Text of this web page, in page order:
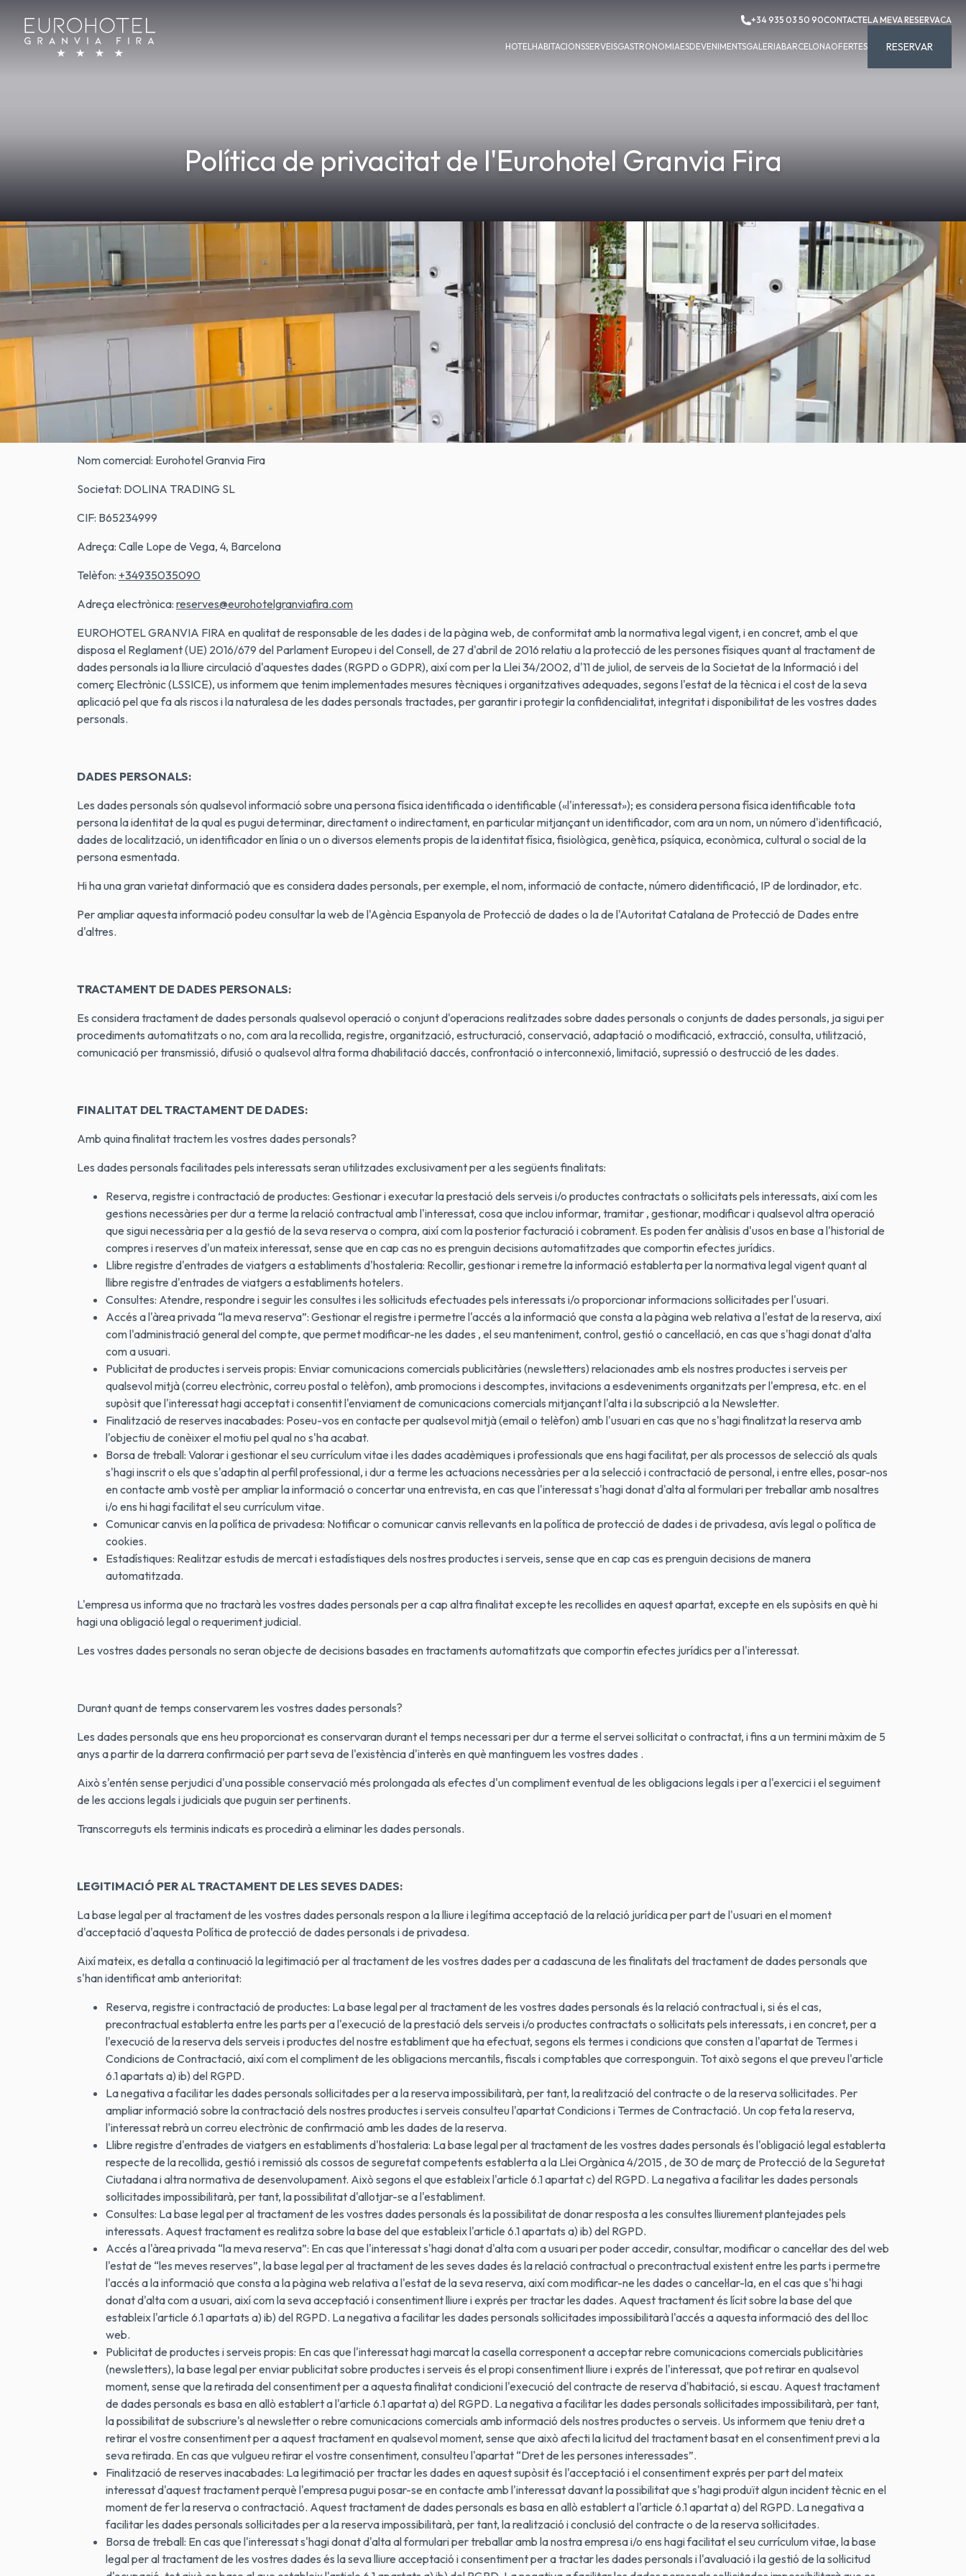
+34 935 03 50 90CONTACTELA MEVA RESERVACA
HOTELHABITACIONSSERVEISGASTRONOMIAESDEVENIMENTSGALERIABARCELONAOFERTES RESERVAR
Política de privacitat de l'Eurohotel Granvia Fira
Política de privacitat
En compliment de la normativa vigent en matèria de protecció de dades, Reglament (UE) 2016/679 del Parlament Europeu i del Consell de 27 d'abril de 2016,
conegut com a Reglament General de Protecció de Dades (RGPD o GDPR) i la Llei Orgànica 3/2018 de 5 de desembre (LOPDGDD), us informem que la Política de
Protecció de dades i Política de privadesa de la nostra empresa, pel que fa al tractament de les vostres dades personals, és la següent:
RESPONSABLE DEL TRACTAMENT DE LES DADES PERSONALS:
El responsable del tractament de les dades personals és la persona física o jurídica, autoritat pública, servei o un altre organisme que, sol o juntament amb altres,
determini els fins i els mitjans del tractament.
En aquest cas, les dades del responsable del tractament són les següents:
Nom comercial: Eurohotel Granvia Fira
Societat: DOLINA TRADING SL
CIF: B65234999
Adreça: Calle Lope de Vega, 4, Barcelona
Telèfon: +34935035090
Adreça electrònica: reserves@eurohotelgranviafira.com
EUROHOTEL GRANVIA FIRA en qualitat de responsable de les dades i de la pàgina web, de conformitat amb la normativa legal vigent, i en concret, amb el que
disposa el Reglament (UE) 2016/679 del Parlament Europeu i del Consell, de 27 d'abril de 2016 relatiu a la protecció de les persones físiques quant al tractament de
dades personals ia la lliure circulació d'aquestes dades (RGPD o GDPR), així com per la Llei 34/2002, d'11 de juliol, de serveis de la Societat de la Informació i del
comerç Electrònic (LSSICE), us informem que tenim implementades mesures tècniques i organitzatives adequades, segons l'estat de la tècnica i el cost de la seva
aplicació pel que fa als riscos i la naturalesa de les dades personals tractades, per garantir i protegir la confidencialitat, integritat i disponibilitat de les vostres dades
personals.
DADES PERSONALS:
Les dades personals són qualsevol informació sobre una persona física identificada o identificable («l'interessat»); es considera persona física identificable tota
persona la identitat de la qual es pugui determinar, directament o indirectament, en particular mitjançant un identificador, com ara un nom, un número d'identificació,
dades de localització, un identificador en línia o un o diversos elements propis de la identitat física, fisiològica, genètica, psíquica, econòmica, cultural o social de la
persona esmentada.
Hi ha una gran varietat dinformació que es considera dades personals, per exemple, el nom, informació de contacte, número didentificació, IP de lordinador, etc.
Per ampliar aquesta informació podeu consultar la web de l'Agència Espanyola de Protecció de dades o la de l'Autoritat Catalana de Protecció de Dades entre
d'altres.
TRACTAMENT DE DADES PERSONALS:
Es considera tractament de dades personals qualsevol operació o conjunt d'operacions realitzades sobre dades personals o conjunts de dades personals, ja sigui per
procediments automatitzats o no, com ara la recollida, registre, organització, estructuració, conservació, adaptació o modificació, extracció, consulta, utilització,
comunicació per transmissió, difusió o qualsevol altra forma dhabilitació daccés, confrontació o interconnexió, limitació, supressió o destrucció de les dades.
FINALITAT DEL TRACTAMENT DE DADES:
Amb quina finalitat tractem les vostres dades personals?
Les dades personals facilitades pels interessats seran utilitzades exclusivament per a les següents finalitats:
Reserva, registre i contractació de productes: Gestionar i executar la prestació dels serveis i/o productes contractats o sol·licitats pels interessats, així com les
gestions necessàries per dur a terme la relació contractual amb l'interessat, cosa que inclou informar, tramitar , gestionar, modificar i qualsevol altra operació
que sigui necessària per a la gestió de la seva reserva o compra, així com la posterior facturació i cobrament. Es poden fer anàlisis d'usos en base a l'historial de
compres i reserves d'un mateix interessat, sense que en cap cas no es prenguin decisions automatitzades que comportin efectes jurídics.
Llibre registre d'entrades de viatgers a establiments d'hostaleria: Recollir, gestionar i remetre la informació establerta per la normativa legal vigent quant al
llibre registre d'entrades de viatgers a establiments hotelers.
Consultes: Atendre, respondre i seguir les consultes i les sol·licituds efectuades pels interessats i/o proporcionar informacions sol·licitades per l'usuari.
Accés a l'àrea privada “la meva reserva”: Gestionar el registre i permetre l'accés a la informació que consta a la pàgina web relativa a l'estat de la reserva, així
com l'administració general del compte, que permet modificar-ne les dades , el seu manteniment, control, gestió o cancel·lació, en cas que s'hagi donat d'alta
com a usuari.
Publicitat de productes i serveis propis: Enviar comunicacions comercials publicitàries (newsletters) relacionades amb els nostres productes i serveis per
qualsevol mitjà (correu electrònic, correu postal o telèfon), amb promocions i descomptes, invitacions a esdeveniments organitzats per l'empresa, etc. en el
supòsit que l'interessat hagi acceptat i consentit l'enviament de comunicacions comercials mitjançant l'alta i la subscripció a la Newsletter.
Finalització de reserves inacabades: Poseu-vos en contacte per qualsevol mitjà (email o telèfon) amb l'usuari en cas que no s'hagi finalitzat la reserva amb
l'objectiu de conèixer el motiu pel qual no s'ha acabat.
Borsa de treball: Valorar i gestionar el seu currículum vitae i les dades acadèmiques i professionals que ens hagi facilitat, per als processos de selecció als quals
s'hagi inscrit o els que s'adaptin al perfil professional, i dur a terme les actuacions necessàries per a la selecció i contractació de personal, i entre elles, posar-nos
en contacte amb vostè per ampliar la informació o concertar una entrevista, en cas que l'interessat s'hagi donat d'alta al formulari per treballar amb nosaltres
i/o ens hi hagi facilitat el seu currículum vitae.
Comunicar canvis en la política de privadesa: Notificar o comunicar canvis rellevants en la política de protecció de dades i de privadesa, avís legal o política de
cookies.
Estadístiques: Realitzar estudis de mercat i estadístiques dels nostres productes i serveis, sense que en cap cas es prenguin decisions de manera
automatitzada.
L'empresa us informa que no tractarà les vostres dades personals per a cap altra finalitat excepte les recollides en aquest apartat, excepte en els supòsits en què hi
hagi una obligació legal o requeriment judicial.
Les vostres dades personals no seran objecte de decisions basades en tractaments automatitzats que comportin efectes jurídics per a l'interessat.
Durant quant de temps conservarem les vostres dades personals?
Les dades personals que ens heu proporcionat es conservaran durant el temps necessari per dur a terme el servei sol·licitat o contractat, i fins a un termini màxim de 5
anys a partir de la darrera confirmació per part seva de l'existència d'interès en què mantinguem les vostres dades .
Això s'entén sense perjudici d'una possible conservació més prolongada als efectes d'un compliment eventual de les obligacions legals i per a l'exercici i el seguiment
de les accions legals i judicials que puguin ser pertinents.
Transcorreguts els terminis indicats es procedirà a eliminar les dades personals.
LEGITIMACIÓ PER AL TRACTAMENT DE LES SEVES DADES:
La base legal per al tractament de les vostres dades personals respon a la lliure i legítima acceptació de la relació jurídica per part de l'usuari en el moment
d'acceptació d'aquesta Política de protecció de dades personals i de privadesa.
Així mateix, es detalla a continuació la legitimació per al tractament de les vostres dades per a cadascuna de les finalitats del tractament de dades personals que
s'han identificat amb anterioritat:
Reserva, registre i contractació de productes: La base legal per al tractament de les vostres dades personals és la relació contractual i, si és el cas,
precontractual establerta entre les parts per a l'execució de la prestació dels serveis i/o productes contractats o sol·licitats pels interessats, i en concret, per a
l'execució de la reserva dels serveis i productes del nostre establiment que ha efectuat, segons els termes i condicions que consten a l'apartat de Termes i
Condicions de Contractació, així com el compliment de les obligacions mercantils, fiscals i comptables que corresponguin. Tot això segons el que preveu l'article
6.1 apartats a) ib) del RGPD.
La negativa a facilitar les dades personals sol·licitades per a la reserva impossibilitarà, per tant, la realització del contracte o de la reserva sol·licitades. Per
ampliar informació sobre la contractació dels nostres productes i serveis consulteu l'apartat Condicions i Termes de Contractació. Un cop feta la reserva,
l'interessat rebrà un correu electrònic de confirmació amb les dades de la reserva.
Llibre registre d'entrades de viatgers en establiments d'hostaleria: La base legal per al tractament de les vostres dades personals és l'obligació legal establerta
respecte de la recollida, gestió i remissió als cossos de seguretat competents establerta a la Llei Orgànica 4/2015 , de 30 de març de Protecció de la Seguretat
Ciutadana i altra normativa de desenvolupament. Això segons el que estableix l'article 6.1 apartat c) del RGPD. La negativa a facilitar les dades personals
sol·licitades impossibilitarà, per tant, la possibilitat d'allotjar-se a l'establiment.
Consultes: La base legal per al tractament de les vostres dades personals és la possibilitat de donar resposta a les consultes lliurement plantejades pels
interessats. Aquest tractament es realitza sobre la base del que estableix l'article 6.1 apartats a) ib) del RGPD.
Accés a l'àrea privada “la meva reserva”: En cas que l'interessat s'hagi donat d'alta com a usuari per poder accedir, consultar, modificar o cancel·lar des del web
l'estat de “les meves reserves”, la base legal per al tractament de les seves dades és la relació contractual o precontractual existent entre les parts i permetre
l'accés a la informació que consta a la pàgina web relativa a l'estat de la seva reserva, així com modificar-ne les dades o cancel·lar-la, en el cas que s'hi hagi
donat d'alta com a usuari, així com la seva acceptació i consentiment lliure i exprés per tractar les dades. Aquest tractament és lícit sobre la base del que
estableix l'article 6.1 apartats a) ib) del RGPD. La negativa a facilitar les dades personals sol·licitades impossibilitarà l'accés a aquesta informació des del lloc
web.
Publicitat de productes i serveis propis: En cas que l'interessat hagi marcat la casella corresponent a acceptar rebre comunicacions comercials publicitàries
(newsletters), la base legal per enviar publicitat sobre productes i serveis és el propi consentiment lliure i exprés de l'interessat, que pot retirar en qualsevol
moment, sense que la retirada del consentiment per a aquesta finalitat condicioni l'execució del contracte de reserva d'habitació, si escau. Aquest tractament
de dades personals es basa en allò establert a l'article 6.1 apartat a) del RGPD. La negativa a facilitar les dades personals sol·licitades impossibilitarà, per tant,
la possibilitat de subscriure's al newsletter o rebre comunicacions comercials amb informació dels nostres productes o serveis. Us informem que teniu dret a
retirar el vostre consentiment per a aquest tractament en qualsevol moment, sense que això afecti la licitud del tractament basat en el consentiment previ a la
seva retirada. En cas que vulgueu retirar el vostre consentiment, consulteu l'apartat “Dret de les persones interessades”.
Finalització de reserves inacabades: La legitimació per tractar les dades en aquest supòsit és l'acceptació i el consentiment exprés per part del mateix
interessat d'aquest tractament perquè l'empresa pugui posar-se en contacte amb l'interessat davant la possibilitat que s'hagi produït algun incident tècnic en el
moment de fer la reserva o contractació. Aquest tractament de dades personals es basa en allò establert a l'article 6.1 apartat a) del RGPD. La negativa a
facilitar les dades personals sol·licitades per a la reserva impossibilitarà, per tant, la realització i conclusió del contracte o de la reserva sol·licitades.
Borsa de treball: En cas que l'interessat s'hagi donat d'alta al formulari per treballar amb la nostra empresa i/o ens hagi facilitat el seu currículum vitae, la base
legal per al tractament de les vostres dades és la seva lliure acceptació i consentiment per a tractar les dades personals i l'avaluació i la gestió de la sol·licitud